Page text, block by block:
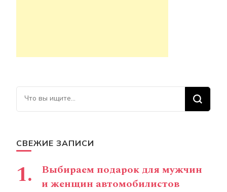
Ищите что-то?
СВЕЖИЕ ЗАПИСИ
Выбираем подарок для мужчин
и женщин автомобилистов